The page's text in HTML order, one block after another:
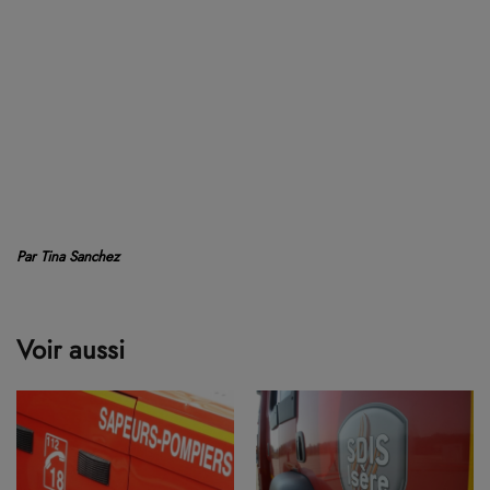
Par Tina Sanchez
Voir aussi